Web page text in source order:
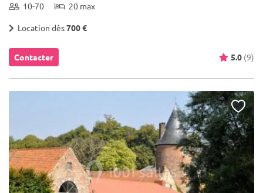
10-70 20 max
Location dès700 €
Contacter 5.0 (9)